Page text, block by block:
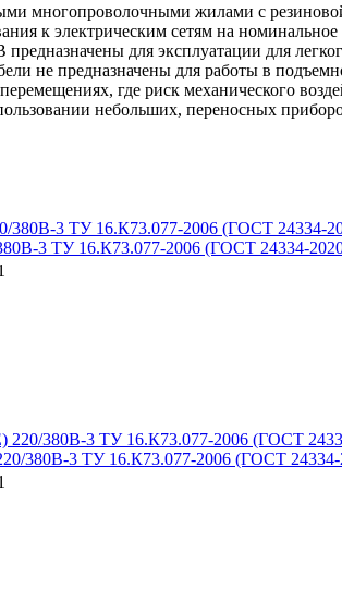
многопроволочными жилами с
к электрическим сетям на
для эксплуа­тации для
не предназначены для работы в
где риск механического
небольших, переносных
3 ТУ 16.К73.077-2006 (ГОСТ 24334-
380В-3 ТУ 16.К73.077-2006 (ГОСТ 24334-